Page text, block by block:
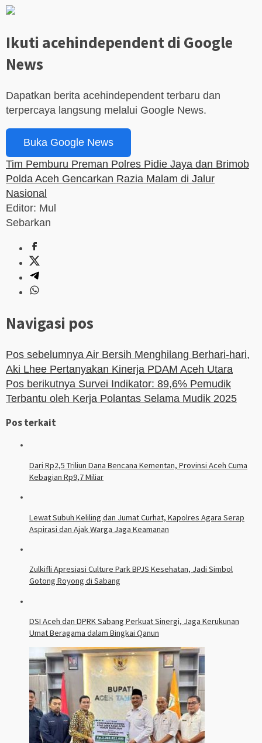
Ikuti acehindependent di Google
News
Dapatkan berita acehindependent terbaru dan
terpercaya langsung melalui Google News.
Buka Google News
Tim Pemburu Preman Polres Pidie Jaya dan Brimob
Polda Aceh Gencarkan Razia Malam di Jalur
Nasional
Editor: Mul
Sebarkan
Navigasi pos
Pos sebelumnya Air Bersih Menghilang Berhari-hari,
Aki Lhee Pertanyakan Kinerja PDAM Aceh Utara
Pos berikutnya Survei Indikator: 89,6% Pemudik
Terbantu oleh Kerja Polantas Selama Mudik 2025
Pos terkait
Dari Rp2,5 Triliun Dana Bencana Kementan, Provinsi Aceh Cuma
Kebagian Rp9,7 Miliar
Lewat Subuh Keliling dan Jumat Curhat, Kapolres Agara Serap
Aspirasi dan Ajak Warga Jaga Keamanan
Zulkifli Apresiasi Culture Park BPJS Kesehatan, Jadi Simbol
Gotong Royong di Sabang
DSI Aceh dan DPRK Sabang Perkuat Sinergi, Jaga Kerukunan
Umat Beragama dalam Bingkai Qanun